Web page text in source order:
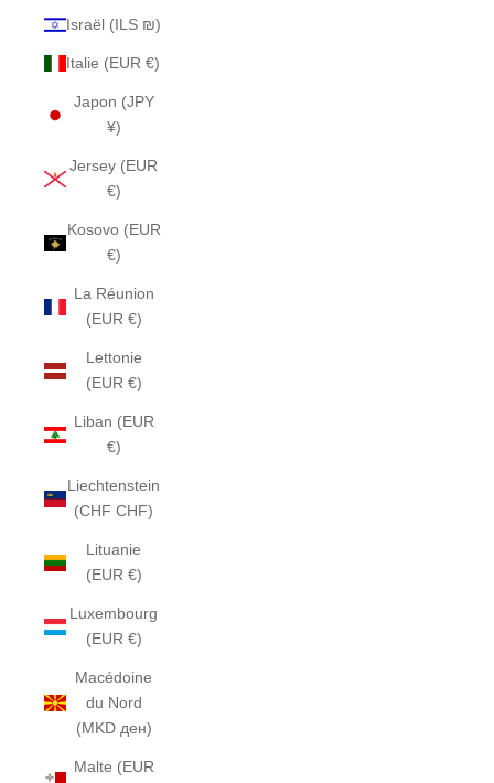
Israël (ILS ₪)
Italie (EUR €)
Japon (JPY
¥)
Jersey (EUR
€)
Kosovo (EUR
€)
La Réunion
(EUR €)
Lettonie
(EUR €)
Liban (EUR
€)
Liechtenstein
(CHF CHF)
Lituanie
(EUR €)
Luxembourg
(EUR €)
Macédoine
du Nord
(MKD ден)
Malte (EUR